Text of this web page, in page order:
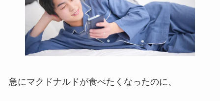
急にマクドナルドが食べたくなったのに、